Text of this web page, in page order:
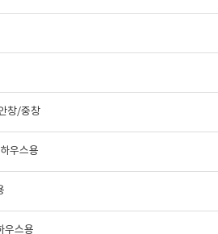
창/중창
우스용
우스용